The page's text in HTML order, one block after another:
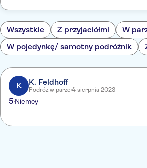
Wszystkie Z przyjaciółmi
W
W pojedynkę/ samotny podróżnik
K K. Feldhoff
Podróż w parze 4 sierpnia 2023
5 Niemcy